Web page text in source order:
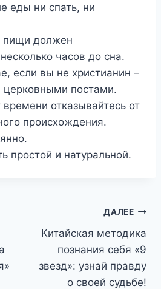
еды ни спать, ни
пищи должен
часов до сна.
если вы не христианин –
церковными постами.
отказывайтесь от
происхождения.
простой и натуральной.
ДАЛЕЕ
Китайская методика
познания себя «9
звезд»: узнай правду
о своей судьбе!